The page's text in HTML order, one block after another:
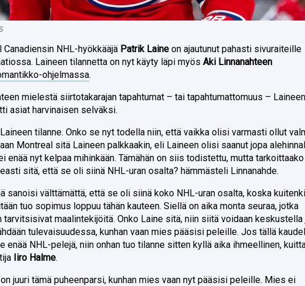
Canadiensin NHL-hyökkääjä Patrik Laine on ajautunut pahasti sivuraiteille
Laineen tilannetta on nyt käyty läpi myösAki Linnanahteen
ohjelmassa.
mielestä siirtotakarajan tapahtumat – tai tapahtumattomuus – Laineen
asiat harvinaisen selväksi.
tilanne. Onko se nyt todella niin, että vaikka olisi varmasti ollut
Montreal sitä Laineen palkkaakin, eli Laineen olisi saanut jopa
enää nyt kelpaa mihinkään. Tämähän on siis todistettu, mutta tarkoittaako
sitä, että se oli siinä NHL-uran osalta? hämmästeli Linnanahde.
sanoisi välttämättä, että se oli siinä koko NHL-uran osalta, koska
tuo sopimus loppuu tähän kauteen. Siellä on aika monta seuraa, jotka
tarvitsisivat maalintekijöitä. Onko Laine sitä, niin siitä voidaan keskustella
tulevaisuudessa, kunhan vaan mies pääsisi peleille. Jos tällä
enää NHL-pelejä, niin onhan tuo tilanne sitten kyllä aika ihmeellinen,
Iiro Halme.
juuri tämä puheenparsi, kunhan mies vaan nyt pääsisi peleille. Mies ei